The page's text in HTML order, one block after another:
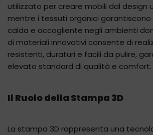
utilizzato per creare mobili dal design
mentre i tessuti organici
calda e accogliente negli ambienti
di materiali innovativi consente di
resistenti, duraturi e facili da pulire,
elevato standard di qualità e comfort.
Il Ruolo della Stampa 3D
La stampa 3D rappresenta una